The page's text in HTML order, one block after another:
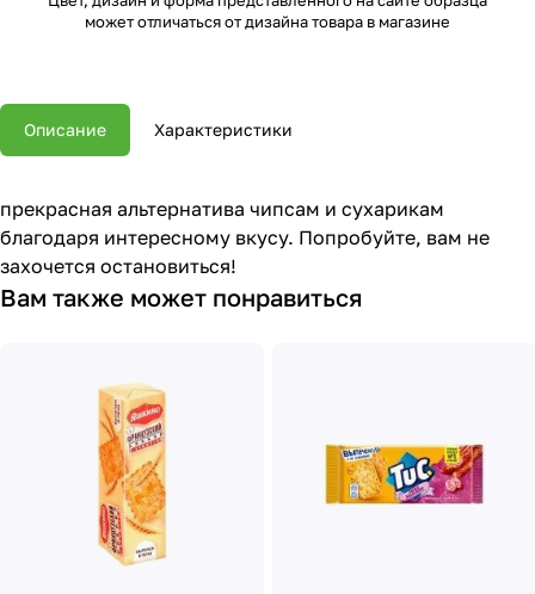
может отличаться от дизайна товара в магазине
Описание Характеристики
прекрасная альтернатива чипсам и сухарикам
благодаря интересному вкусу. Попробуйте, вам не
захочется остановиться!
Вам также может понравиться